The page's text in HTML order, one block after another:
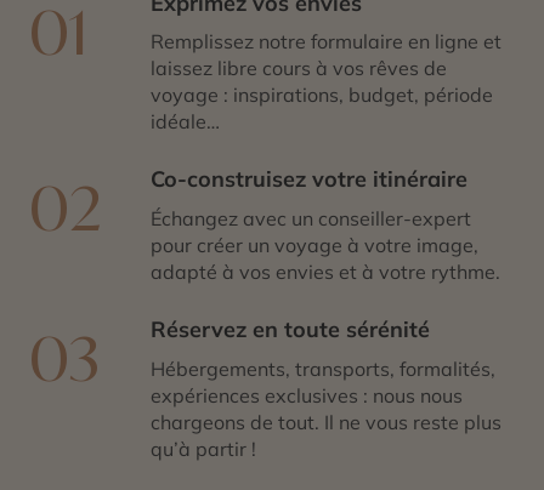
01
Remplissez notre formulaire en ligne et
laissez libre cours à vos rêves de
voyage : inspirations, budget, période
idéale…
02 Co-construisez votre itinéraire
Échangez avec un conseiller-expert
pour créer un voyage à votre image,
adapté à vos envies et à votre rythme.
03 Réservez en toute sérénité
Hébergements, transports, formalités,
expériences exclusives : nous nous
chargeons de tout. Il ne vous reste plus
qu’à partir !